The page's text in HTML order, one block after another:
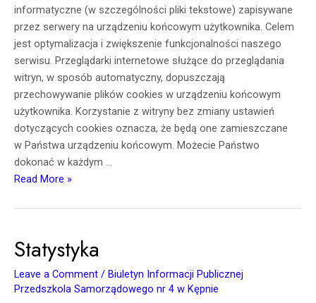
informatyczne (w szczególności pliki tekstowe) zapisywane
przez serwery na urządzeniu końcowym użytkownika. Celem
jest optymalizacja i zwiększenie funkcjonalności naszego
serwisu. Przeglądarki internetowe służące do przeglądania
witryn, w sposób automatyczny, dopuszczają
przechowywanie plików cookies w urządzeniu końcowym
użytkownika. Korzystanie z witryny bez zmiany ustawień
dotyczących cookies oznacza, że będą one zamieszczane
w Państwa urządzeniu końcowym. Możecie Państwo
dokonać w każdym …
Read More »
Statystyka
Leave a Comment / Biuletyn Informacji Publicznej
Przedszkola Samorządowego nr 4 w Kępnie